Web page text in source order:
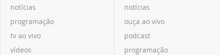
notícias
programação
tv ao vivo
vídeos
notícias
ouça ao vivo
podcast
programação